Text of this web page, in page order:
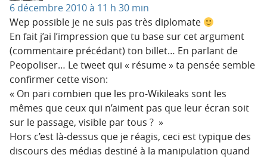
6 décembre 2010 à 11 h 30 min
Wep possible je ne suis pas très diplomate
En fait j’ai l’impression que tu base sur cet argument
(commentaire précédant) ton billet… En parlant de
Peopoliser… Le tweet qui « résume » ta pensée semble
confirmer cette vison:
« On pari combien que les pro-Wikileaks sont les
mêmes que ceux qui n’aiment pas que leur écran soit
sur le passage, visible par tous ? »
Hors c’est là-dessus que je réagis, ceci est typique des
discours des médias destiné à la manipulation quand